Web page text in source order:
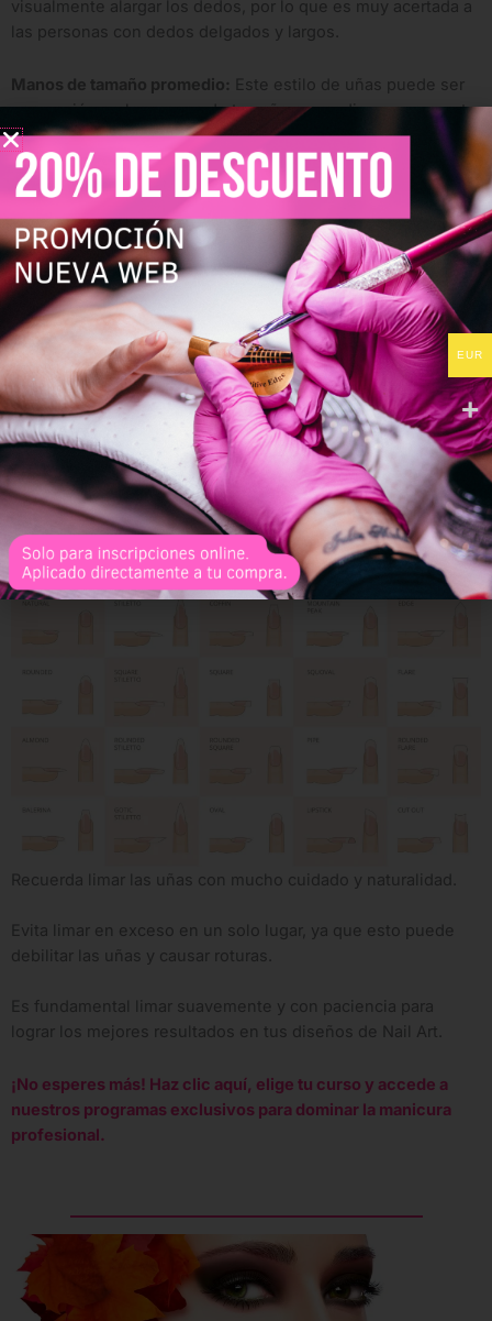
visualmente alargar los dedos, por lo que es muy acertada a
las personas con dedos delgados y largos.
Manos de tamaño promedio: Este estilo de uñas puede ser
una opción en las manos de tamaño promedio ya que aporta
un aspecto elegante y sobre todo equilibrado.
Estilo personal elegante: Esta forma «Almond» es muy
femenina, por lo que sería una de las mejores opciones para
las personas con un estilo refinado y elegante.
Apariencia cuidada:
La forma «Almond» necesita un cuidado
y un mantenimiento regular. Las manos bien cuidadas
siempre lucen más.
Resumiendo, este estilo de uñas es perfecta para las manos
de un tamaño promedio con dedos delgados y largos.
Aquí os dejo ejemplos de estilos de uñas que los podréis
ver uno por uno en nuestro blog.
Busca y encontrarás tu estilo!
Recuerda limar las uñas con mucho cuidado y naturalidad.
Evita limar en exceso en un solo lugar, ya que esto puede
debilitar las uñas y causar roturas.
Es fundamental limar suavemente y con paciencia para
lograr los mejores resultados en tus diseños de Nail Art.
¡No esperes más! Haz clic aquí, elige tu curso y accede a
nuestros programas exclusivos para dominar la manicura
profesional.
EUR